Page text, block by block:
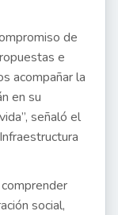
de
e
acompañar la
en su
señaló el
social,